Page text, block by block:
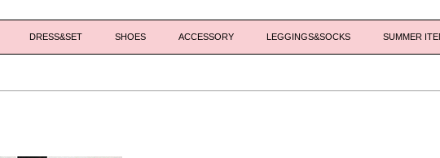
DRESS&SET SHOES ACCESSORY LEGGINGS&SOCKS SUMMER